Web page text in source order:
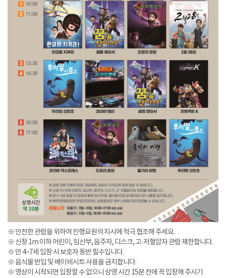
※ 안전한 관람을 위하여 진행요원의 지시에 적극 협조해 주세요.
※ 신장 1m 이하 어린이, 임산부, 음주자, 디스크, 고·저혈압자 관람 제한합니다.
※ 만 4~7세 입장 시 보호자 동반 필수입니다.
※ 음식물 반입 및 베이비시트 사용을 금지합니다.
※ 영상이 시작되면 입장할 수 없으니 상영 시간 15분 전에 꼭 입장해 주시기